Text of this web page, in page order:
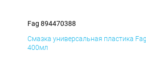
Fag 894470388
Смазка универсальная пластика
400мл